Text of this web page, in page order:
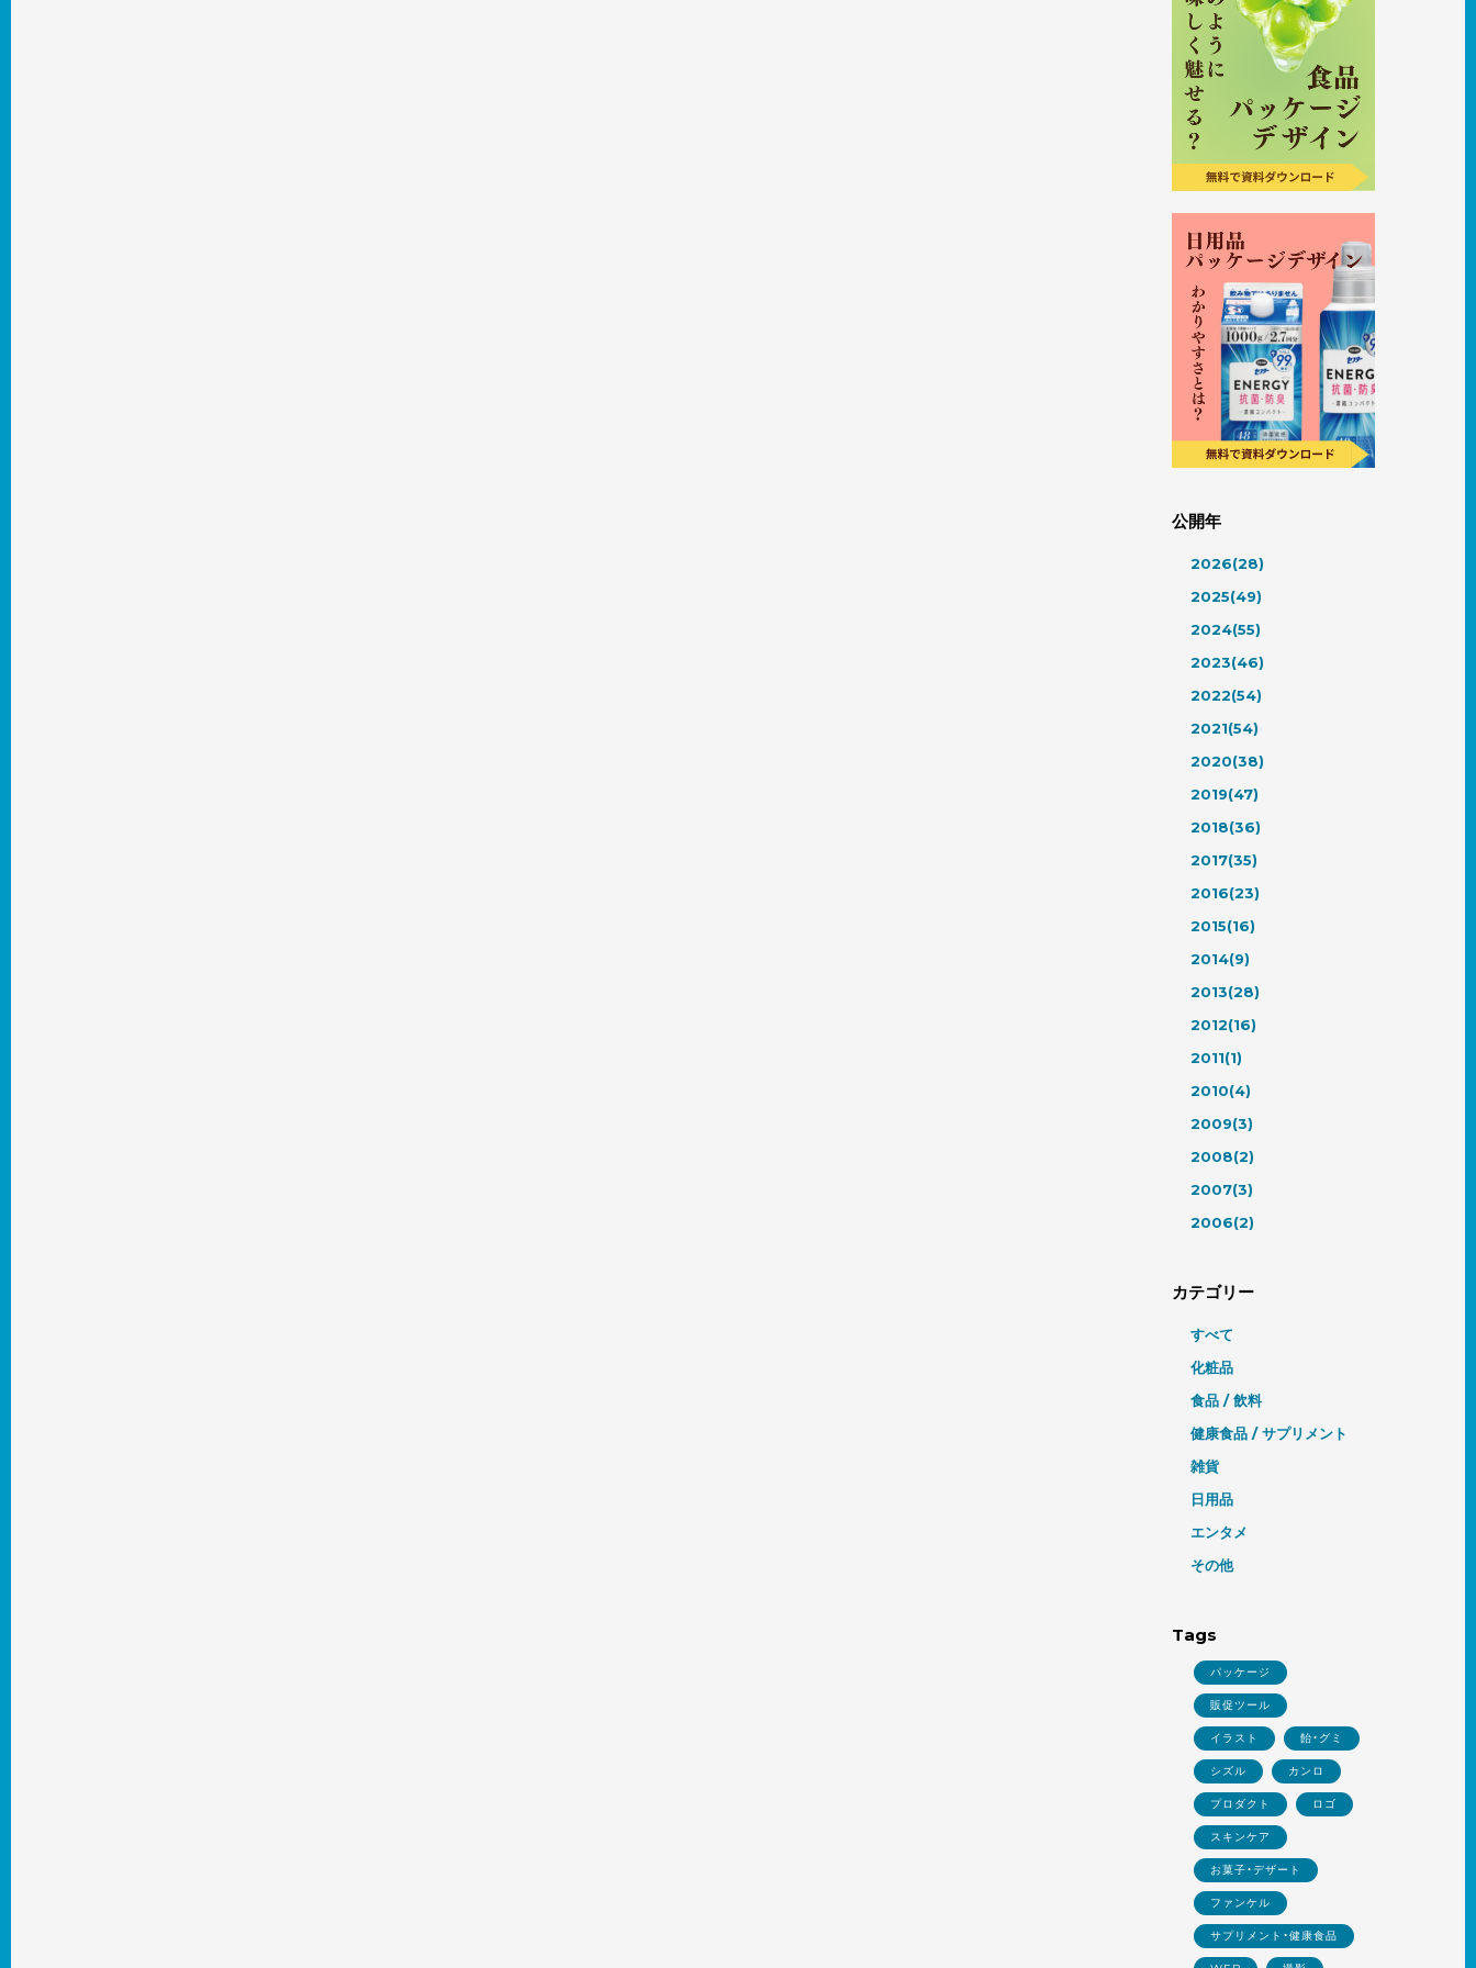
公開年
2026(28)
2025(49)
2024(55)
2023(46)
2022(54)
2021(54)
2020(38)
2019(47)
2018(36)
2017(35)
2016(23)
2015(16)
2014(9)
2013(28)
2012(16)
2011(1)
2010(4)
2009(3)
2008(2)
2007(3)
2006(2)
カテゴリー
すべて
化粧品
食品 / 飲料
健康食品 / サプリメント
雑貨
日用品
エンタメ
その他
Tags
パッケージ
販促ツール
イラスト 飴・グミ
シズル カンロ
プロダクト ロゴ
スキンケア
お菓子・デザート
ファンケル
サプリメント・健康食品